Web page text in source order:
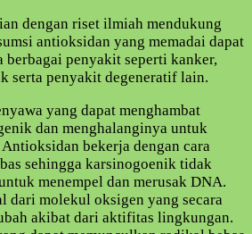
dengan riset ilmiah mendukung
antioksidan yang memadai dapat
penyakit seperti kanker,
serta penyakit degeneratif lain.
yang dapat menghambat
dan menghalanginya untuk
bekerja dengan cara
sehingga karsinogoenik tidak
menempel dan merusak DNA.
dari molekul oksigen yang secara
akibat dari aktifitas lingkungan.